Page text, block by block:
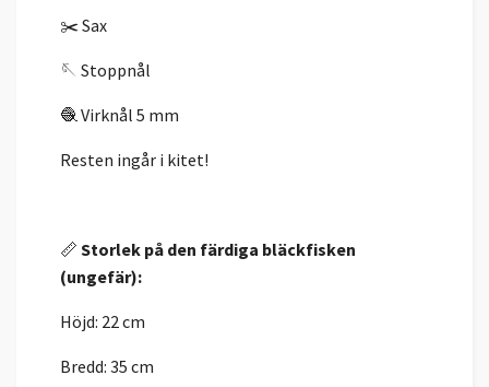
✂️ Sax
🪡 Stoppnål
🧶 Virknål 5 mm
Resten ingår i kitet!
📏 Storlek på den färdiga bläckfisken
(ungefär):
Höjd: 22 cm
Bredd: 35 cm